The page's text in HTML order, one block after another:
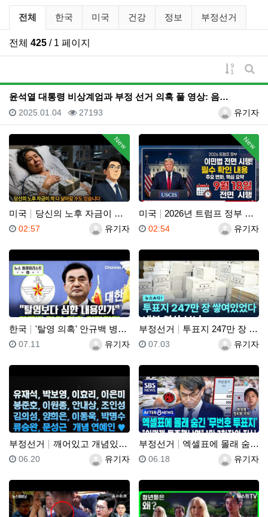
유튜브 뉴스 분류 목록
전체 한국 미국 건강 정보 부정선거
전체 425 / 1 페이지
게시물
게
윤석열 대통령 비상계엄과 부정 선거 의혹 풀 영상: 음…
등록자유기자
등록일
2025.01.04 조회
27193
New
미국 당신의 노후 자금이 싹 다 날아갈 수도 있습니다, 롱텀…
등록자유기자
등록일
02:57
New
미국 2026년 트럼프 정부 이민법 전면 시행 꼭 알아야 할…
등록자유기자
등록일
02:54
한국 '탈영 의혹' 안규백 병적 공개 거부에 한동훈 "탈영보…
등록자유기자
등록일
07.11
부정선거 투표지 247만 장 쌓여있었다 내부 영상 보니
등록자유기자
등록일
07.03
부정선거 깨어있고 개념있고 소신있는 박보영, 유재석, 이효리, …
등록자유기자
등록일
06.20
부정선거 엑셀표에 몰래 숨긴 '무번호 투표지'.."어떻게 특종했…
등록자유기자
등록일
06.18